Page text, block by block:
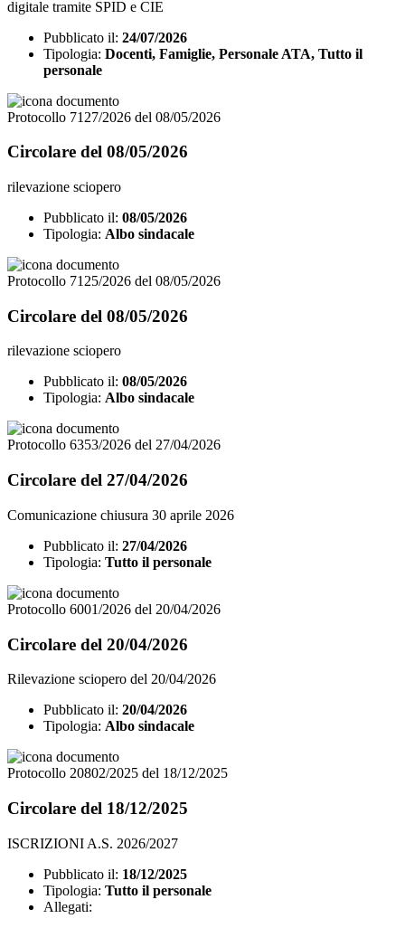
digitale tramite SPID e CIE
Pubblicato il: 24/07/2026
Tipologia: Docenti, Famiglie, Personale ATA, Tutto il
personale
Protocollo 7127/2026 del 08/05/2026
Circolare del 08/05/2026
rilevazione sciopero
Pubblicato il: 08/05/2026
Tipologia: Albo sindacale
Protocollo 7125/2026 del 08/05/2026
Circolare del 08/05/2026
rilevazione sciopero
Pubblicato il: 08/05/2026
Tipologia: Albo sindacale
Protocollo 6353/2026 del 27/04/2026
Circolare del 27/04/2026
Comunicazione chiusura 30 aprile 2026
Pubblicato il: 27/04/2026
Tipologia: Tutto il personale
Protocollo 6001/2026 del 20/04/2026
Circolare del 20/04/2026
Rilevazione sciopero del 20/04/2026
Pubblicato il: 20/04/2026
Tipologia: Albo sindacale
Protocollo 20802/2025 del 18/12/2025
Circolare del 18/12/2025
ISCRIZIONI A.S. 2026/2027
Pubblicato il: 18/12/2025
Tipologia: Tutto il personale
Allegati: